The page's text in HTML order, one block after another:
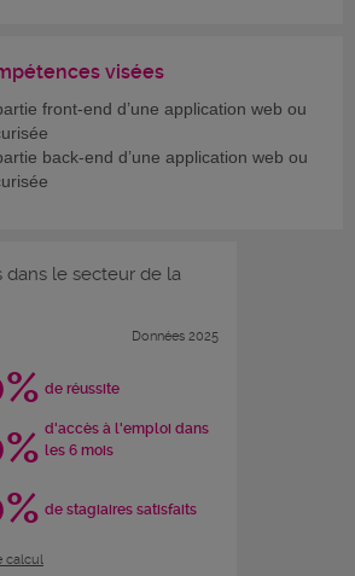
visées
front-end d’une application web ou
back-end d’une application web ou
dans le secteur de la
Données 2025
de réussite
d'accès à l'emploi dans
les 6 mois
de stagiaires satisfaits
calcul